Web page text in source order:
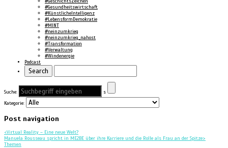
#Gesundheitswirtschaft
#KünstlicheIntelligenz
#LebensformDemokratie
#MINT
#neinzumkrieg
#neinzumkrieg_nahost
#Transformation
#Verwaltung
#Windenergie
Podcast
Suche:
s
Kategorie:
Post navigation
<Virtual Reality – Eine neue Welt?
Manuela Rousseau spricht in ME2BE über ihre Karriere und die Rolle als Frau an der Spitze>
Themen